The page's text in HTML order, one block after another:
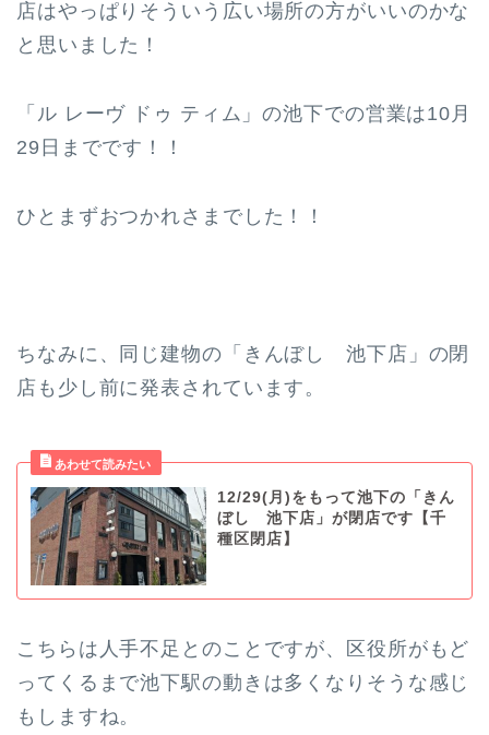
店はやっぱりそういう広い場所の方がいいのかな
と思いました！
「ル レーヴ ドゥ ティム」の池下での営業は10月
29日までです！！
ひとまずおつかれさまでした！！
ちなみに、同じ建物の「きんぼし 池下店」の閉
店も少し前に発表されています。
12/29(月)をもって池下の「きん
ぼし 池下店」が閉店です【千
種区閉店】
こちらは人手不足とのことですが、区役所がもど
ってくるまで池下駅の動きは多くなりそうな感じ
もしますね。